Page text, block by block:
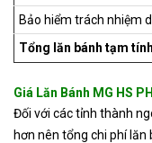
Bảo hiểm trách nhiệm
Tổng lăn bánh tạm tính
Giá Lăn Bánh MG HS
Đối với các tỉnh thành
hơn nên tổng chi phí lăn